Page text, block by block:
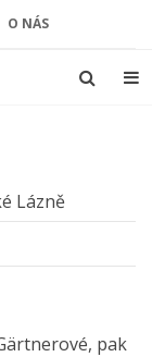
O NÁS
Lázně
pak